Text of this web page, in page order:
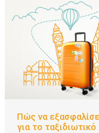
Πώς να
για το